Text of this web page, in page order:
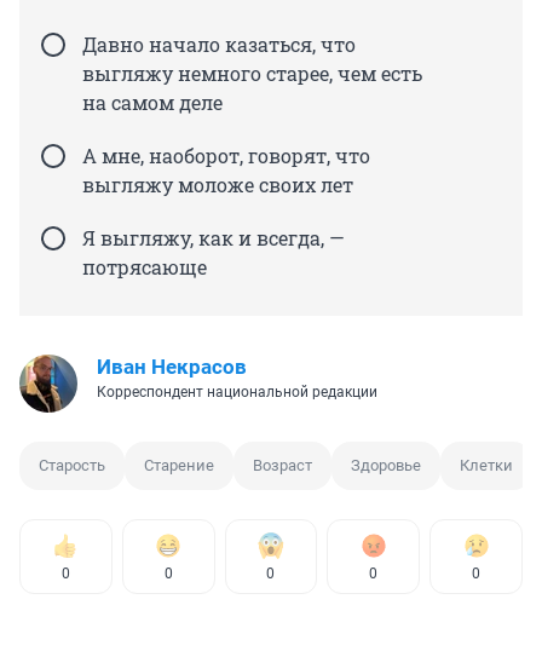
Давно начало казаться, что
выгляжу немного старее, чем есть
на самом деле
А мне, наоборот, говорят, что
выгляжу моложе своих лет
Я выгляжу, как и всегда, —
потрясающе
Иван Некрасов
Корреспондент национальной редакции
Старость Старение Возраст Здоровье Клетки
0 0 0 0 0